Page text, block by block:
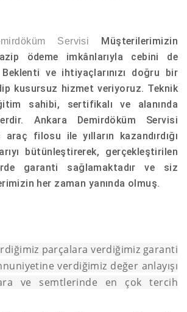
Servisi Müşterilerimizin
ödeme imkânlarıyla cebini de
ve ihtiyaçlarınızı doğru bir
kusursuz hizmet veriyoruz. Teknik
sahibi, sertifikalı ve alanında
Ankara Demirdöküm Servisi
araç filosu ile yılların kazandırdığı
bütünleştirerek, gerçekleştirilen
garanti sağlamaktadır ve siz
her zaman yanında olmuş.
parçalara verdiğimiz garanti
verdiğimiz değer anlayışı
ve semtlerinde en çok tercih